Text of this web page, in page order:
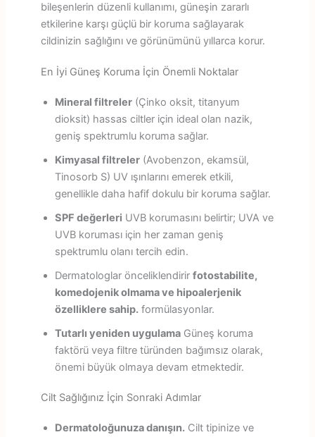
bileşenlerin düzenli kullanımı, güneşin zararlı
etkilerine karşı güçlü bir koruma sağlayarak
cildinizin sağlığını ve görünümünü yıllarca korur.
En İyi Güneş Koruma İçin Önemli Noktalar
Mineral filtreler(Çinko oksit, titanyum
dioksit) hassas ciltler için ideal olan nazik,
geniş spektrumlu koruma sağlar.
Kimyasal filtreler(Avobenzon, ekamsül,
Tinosorb S) UV ışınlarını emerek etkili,
genellikle daha hafif dokulu bir koruma sağlar.
SPF değerleri UVB korumasını belirtir; UVA ve
UVB koruması için her zaman geniş
spektrumlu olanı tercih edin.
Dermatologlar önceliklendirir fotostabilite,
komedojenik olmama ve hipoalerjenik
özelliklere sahip.formülasyonlar.
Tutarlı yeniden uygulamaGüneş koruma
faktörü veya filtre türünden bağımsız olarak,
önemi büyük olmaya devam etmektedir.
Cilt Sağlığınız İçin Sonraki Adımlar
Dermatoloğunuza danışın.Cilt tipinize ve